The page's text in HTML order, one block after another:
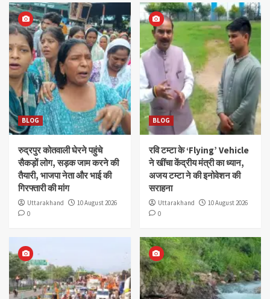
BLOG
रुद्रपुर कोतवाली घेरने पहुंचे
सैकड़ों लोग, सड़क जाम करने की
तैयारी, भाजपा नेता और भाई की
गिरफ्तारी की मांग
Uttarakhand
10 August 2026
0
BLOG
रवि टम्टा के ‘Flying’ Vehicle
ने खींचा केंद्रीय मंत्री का ध्यान,
अजय टम्टा ने की इनोवेशन की
सराहना
Uttarakhand
10 August 2026
0